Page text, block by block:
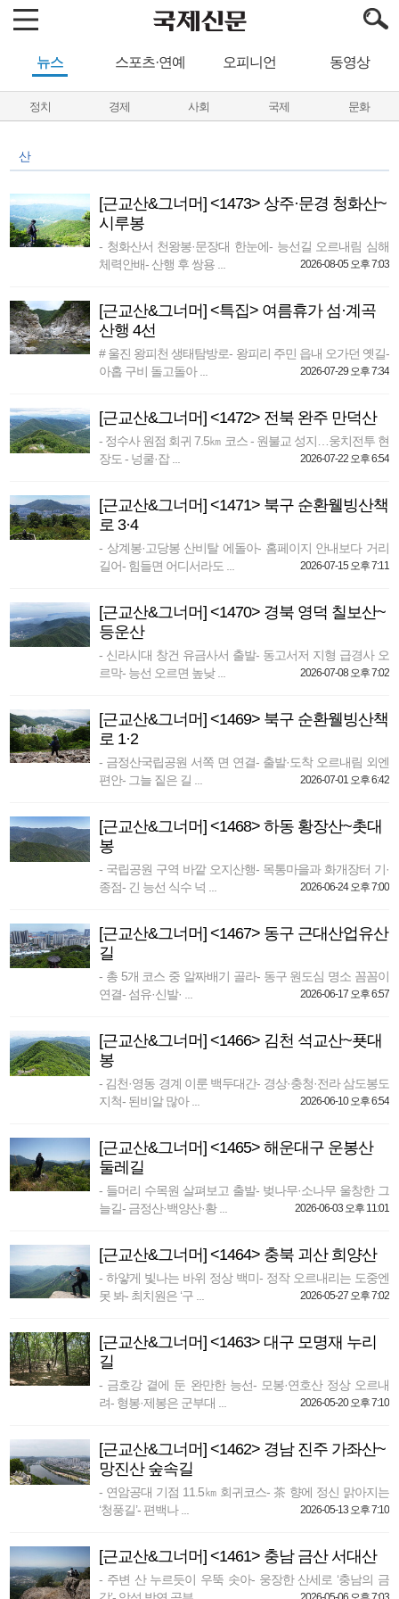
뉴스 스포츠·연예 오피니언 동영상
정치 경제 사회 국제 문화
산
[근교산&그너머] <1473> 상주·문경 청화산~
시루봉
- 청화산서 천왕봉·문장대 한눈에- 능선길 오르내림 심해
체력안배- 산행 후 쌍용 ...
2026-08-05 오후 7:03
[근교산&그너머] <특집> 여름휴가 섬·계곡
산행 4선
# 울진 왕피천 생태탐방로- 왕피리 주민 읍내 오가던 옛길-
아홉 구비 돌고돌아 ...
2026-07-29 오후 7:34
[근교산&그너머] <1472> 전북 완주 만덕산
- 정수사 원점 회귀 7.5㎞ 코스 - 원불교 성지…웅치전투 현
장도 - 넝쿨·잡 ...
2026-07-22 오후 6:54
[근교산&그너머] <1471> 북구 순환웰빙산책
로 3·4
- 상계봉·고당봉 산비탈 에돌아- 홈페이지 안내보다 거리
길어- 힘들면 어디서라도 ...
2026-07-15 오후 7:11
[근교산&그너머] <1470> 경북 영덕 칠보산~
등운산
- 신라시대 창건 유금사서 출발- 동고서저 지형 급경사 오
르막- 능선 오르면 높낮 ...
2026-07-08 오후 7:02
[근교산&그너머] <1469> 북구 순환웰빙산책
로 1·2
- 금정산국립공원 서쪽 면 연결- 출발·도착 오르내림 외엔
편안- 그늘 짙은 길 ...
2026-07-01 오후 6:42
[근교산&그너머] <1468> 하동 황장산~촛대
봉
- 국립공원 구역 바깥 오지산행- 목통마을과 화개장터 기·
종점- 긴 능선 식수 넉 ...
2026-06-24 오후 7:00
[근교산&그너머] <1467> 동구 근대산업유산
길
- 총 5개 코스 중 알짜배기 골라- 동구 원도심 명소 꼼꼼이
연결- 섬유·신발· ...
2026-06-17 오후 6:57
[근교산&그너머] <1466> 김천 석교산~푯대
봉
- 김천·영동 경계 이룬 백두대간- 경상·충청·전라 삼도봉도
지척- 된비알 많아 ...
2026-06-10 오후 6:54
[근교산&그너머] <1465> 해운대구 운봉산
둘레길
- 들머리 수목원 살펴보고 출발- 벚나무·소나무 울창한 그
늘길- 금정산·백양산·황 ...
2026-06-03 오후 11:01
[근교산&그너머] <1464> 충북 괴산 희양산
- 하얗게 빛나는 바위 정상 백미- 정작 오르내리는 도중엔
못 봐- 최치원은 ‘구 ...
2026-05-27 오후 7:02
[근교산&그너머] <1463> 대구 모명재 누리
길
- 금호강 곁에 둔 완만한 능선- 모봉·연호산 정상 오르내
려- 형봉·제봉은 군부대 ...
2026-05-20 오후 7:10
[근교산&그너머] <1462> 경남 진주 가좌산~
망진산 숲속길
- 연암공대 기점 11.5㎞ 회귀코스- 茶 향에 정신 맑아지는
‘청풍길’- 편백나 ...
2026-05-13 오후 7:10
[근교산&그너머] <1461> 충남 금산 서대산
- 주변 산 누르듯이 우뚝 솟아- 웅장한 산세로 ‘충남의 금